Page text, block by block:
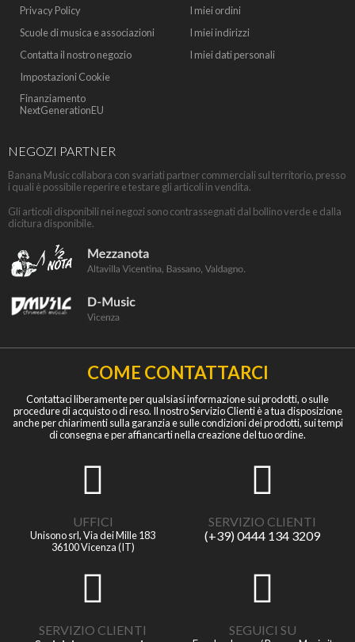
Privacy Policy
Scuole di musica e associazioni
Contatta il nostro negozio
Impostazioni Cookie
Finanziamento
NextGenerationEU
I miei ordini
I miei indirizzi
I miei dati personali
NEGOZI PARTNER
Banana Music collabora con svariati partner commerciali sul territorio, presso
i quali è possibile reperire e testare gli articoli in vendita.
Gli articoli disponibili nei negozi sono contrassegnati dal bollino verde e dalla
dicitura disponibile.
COME CONTATTARCI
Contattaci liberamente per qualsiasi informazione sui prodotti, o sulle
procedure di acquisto o di reso. Il nostro Servizio Clienti è a tua disposizione
anche per chiarimenti sulla garanzia e sulle condizioni dei prodotti, sui tempi
di consegna e per affiancarti nella creazione del tuo ordine.
UFFICI
Unisono srl, Via dei Mille 183
36100 Vicenza (IT)
SERVIZIO CLIENTI
(+39) 0444 134 3209
SERVIZIO CLIENTI
SEGUICI SU